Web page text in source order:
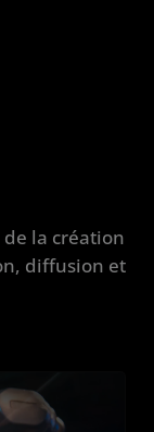
la création
diffusion et